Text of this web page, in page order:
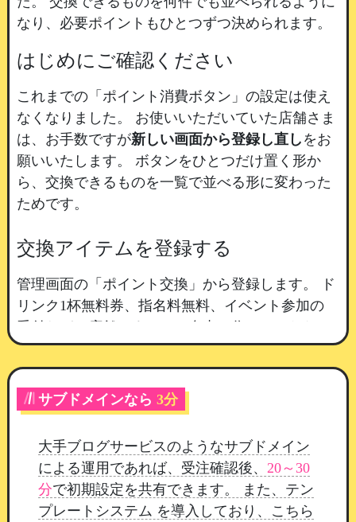
なり、必要ポイントもひとつずつ決められます。
はじめにご確認ください
これまでの「ポイント消費ボタン」の設定は使え
なくなりました。
お使いいただいていた店舗さま
は、お手数ですが新しい画面から登録し直し をお
願いいたします。
ボタンをひとつだけ置く形か
ら、交換できるものを一覧で並べる形に変わった
ためです。
交換アイテムを登録する
管理画面の「ポイント交換」から登録します。
ド
リンク1杯無料券、指名料無料、イベント参加の
ます。
1：「交換アイテム追加」を開きます
2 ：アイテム名を入れます。会員のマイペー
3：種別を選びます（次の項目でご説明しま
す）
4：交換に必要なポイントを入れます
5 ：説明文に、引き換え方法や注意書きを書
サブドメインなら 3分
大手ブログサービスのようなサブドメイン
による運用であれば、受注確認後、 20～30
分で初期設定を共有できます。 また、テン
プレートシステム を導入しており、こちら